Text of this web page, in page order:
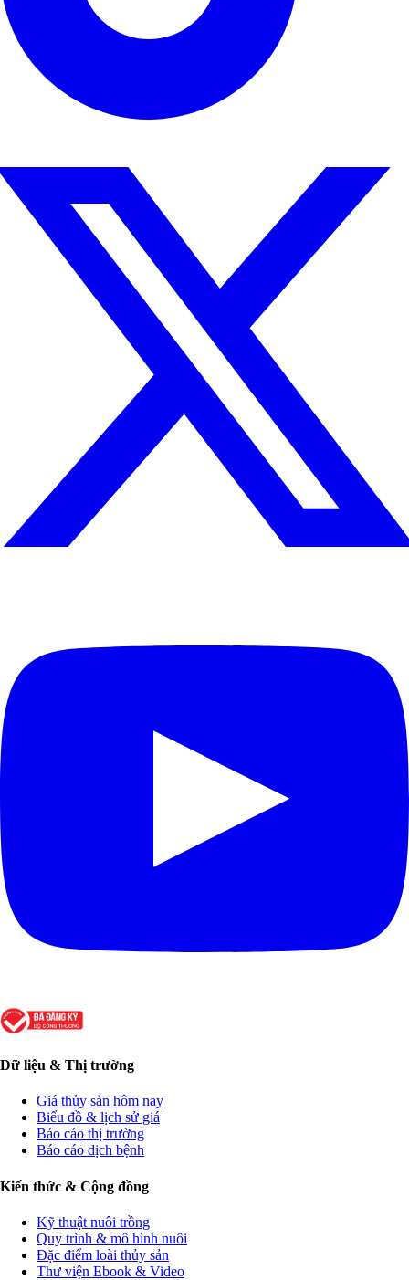
Dữ liệu & Thị trường
Giá thủy sản hôm nay
Biểu đồ & lịch sử giá
Báo cáo thị trường
Báo cáo dịch bệnh
Kiến thức & Cộng đồng
Kỹ thuật nuôi trồng
Quy trình & mô hình nuôi
Đặc điểm loài thủy sản
Thư viện Ebook & Video